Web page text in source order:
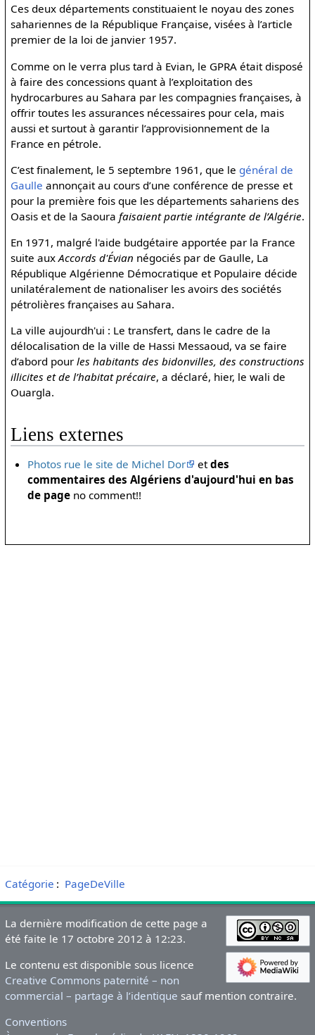
Ces deux départements constituaient le noyau des zones
sahariennes de la République Française, visées à l’article
premier de la loi de janvier 1957.
Comme on le verra plus tard à Evian, le GPRA était disposé
à faire des concessions quant à l’exploitation des
hydrocarbures au Sahara par les compagnies françaises, à
offrir toutes les assurances nécessaires pour cela, mais
aussi et surtout à garantir l’approvisionnement de la
France en pétrole.
C’est finalement, le 5 septembre 1961, que le général de
Gaulle annonçait au cours d’une conférence de presse et
pour la première fois que les départements sahariens des
Oasis et de la Saoura faisaient partie intégrante de l’Algérie.
En 1971, malgré l'aide budgétaire apportée par la France
suite aux Accords d'Évian négociés par de Gaulle, La
République Algérienne Démocratique et Populaire décide
unilatéralement de nationaliser les avoirs des sociétés
pétrolières françaises au Sahara.
La ville aujourdh'ui : Le transfert, dans le cadre de la
délocalisation de la ville de Hassi Messaoud, va se faire
d’abord pour les habitants des bidonvilles, des constructions
illicites et de l’habitat précaire, a déclaré, hier, le wali de
Ouargla.
Liens externes
Photos rue le site de Michel Dor etdes
commentaires des Algériens d'aujourd'hui en bas
de page no comment!!
Catégorie : PageDeVille
La dernière modification de cette page a
été faite le 17 octobre 2012 à 12:23.
Le contenu est disponible sous licence
Creative Commons paternité – non
commercial – partage à l’identique sauf mention contraire.
Conventions